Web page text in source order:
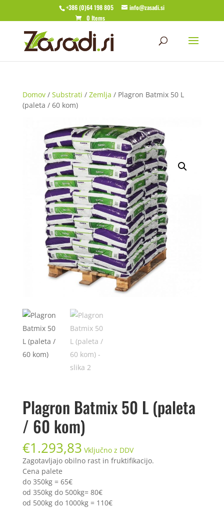
+386 (0)64 198 805
info@zasadi.si
0 Items
Domov/ Substrati / Zemlja / Plagron Batmix 50 L
(paleta / 60 kom)
Plagron Batmix 50 L (paleta
/ 60 kom)
€1.293,83 Vključno z DDV
Zagotavljajo obilno rast in fruktifikacijo.
Cena palete
do 350kg = 65€
od 350kg do 500kg= 80€
od 500kg do 1000kg = 110€